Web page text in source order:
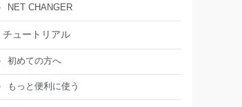
NET CHANGER
チュートリアル
初めての方へ
もっと便利に使う